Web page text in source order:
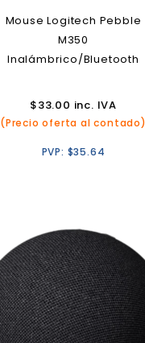
Mouse Logitech Pebble
M350
Inalámbrico/Bluetooth
$33.00 inc. IVA
(Precio oferta al contado)
PVP: $35.64